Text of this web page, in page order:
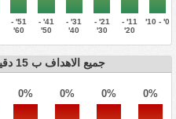
51' -
60'
41' -
50'
31' -
40'
21' -
30'
11' -
20'
0' - 10'
جميع الاهداف ب 15 دقيقة
0% 0% 0% 0%